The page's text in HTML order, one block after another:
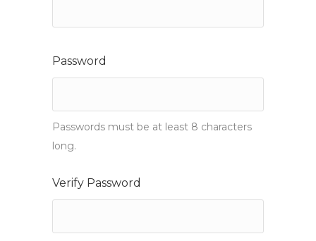
Password
Passwords must be at least 8 characters
long.
Verify Password